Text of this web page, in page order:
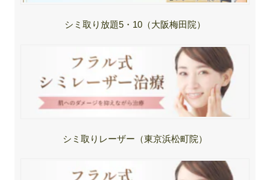
シミ取り放題5・10（大阪梅田院）
シミ取りレーザー（東京浜松町院）